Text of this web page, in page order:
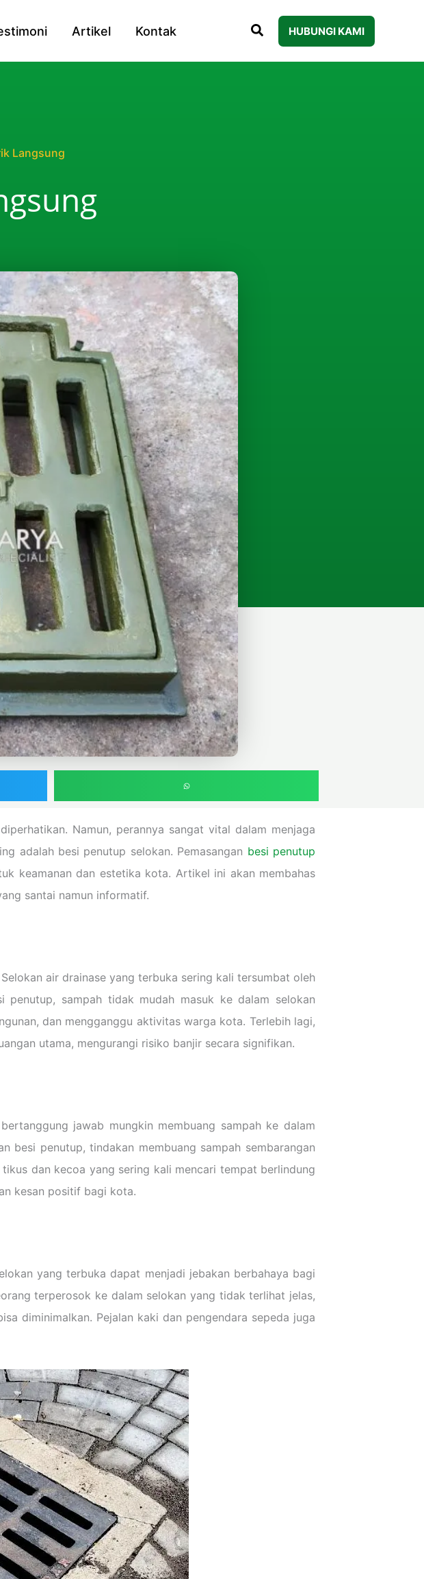
Artikel Kontak HUBUNGI KAMI
Langsung
Namun, perannya sangat vital dalam menjaga
adalah besi penutup selokan. Pemasangan besi penutup
keamanan dan estetika kota. Artikel ini akan membahas
santai namun informatif.
air drainase yang terbuka sering kali tersumbat oleh
penutup, sampah tidak mudah masuk ke dalam selokan
dan mengganggu aktivitas warga kota. Terlebih lagi,
utama, mengurangi risiko banjir secara signifikan.
jawab mungkin membuang sampah ke dalam
besi penutup, tindakan membuang sampah sembarangan
dan kecoa yang sering kali mencari tempat berlindung
kesan positif bagi kota.
yang terbuka dapat menjadi jebakan berbahaya bagi
terperosok ke dalam selokan yang tidak terlihat jelas,
diminimalkan. Pejalan kaki dan pengendara sepeda juga